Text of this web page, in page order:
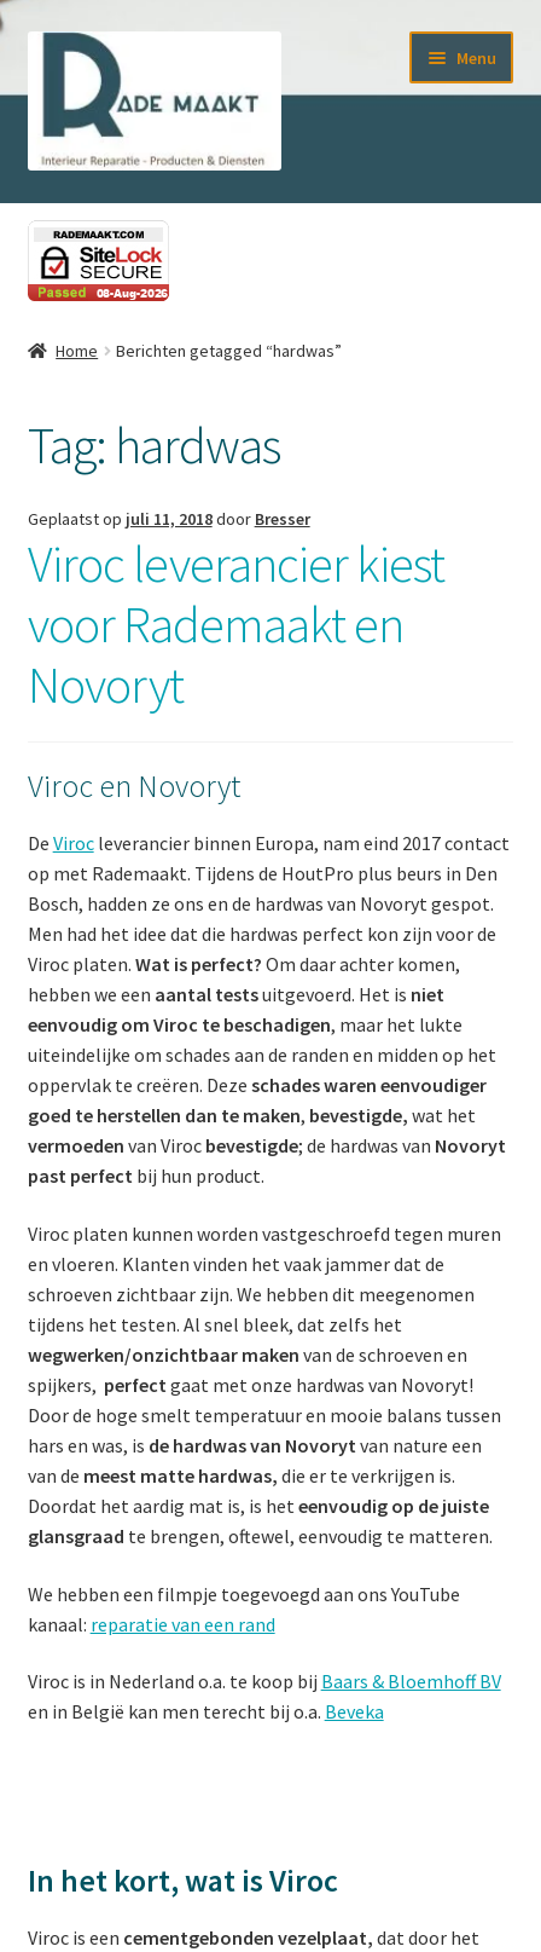
navigatie
inhoud
Menu
Home
Afrekenen
Diensten
Kleuradvies voor de juiste smeltkit en stiften
Workshops om te leren repareren met smeltkit
Demonstratie als uitgebreide kennismaking
Interieurschades vakkundig hersteld door Rademaakt
Schades aan keukens herstellen tot in perfectie!
Schades aan vloeren herstellen tot in perfectie!
Uitdagende schades herstellen dankzij onderzoek
Mijn account
Privacybeleid Rademaakt
Productinformatie
Reparatieproducten van Novoryt®
Winkel
Winkelmand
Home Berichten getagged “hardwas”
Tag: hardwas
Geplaatst op juli 11, 2018door Bresser
Viroc leverancier kiest
voor Rademaakt en
Novoryt
Viroc en Novoryt
De Virocleverancier binnen Europa, nam eind 2017 contact
op met Rademaakt. Tijdens de HoutPro plus beurs in Den
Bosch, hadden ze ons en de hardwas van Novoryt gespot.
Men had het idee dat die hardwas perfect kon zijn voor de
Viroc platen. Wat is perfect? Om daar achter komen,
hebben we een aantal testsuitgevoerd. Het is niet
eenvoudig om Viroc te beschadigen, maar het lukte
uiteindelijke om schades aan de randen en midden op het
oppervlak te creëren. Deze schades waren eenvoudiger
goed te herstellen dan te maken, bevestigde, wat het
vermoeden van Viroc bevestigde; de hardwas van Novoryt
past perfectbij hun product.
Viroc platen kunnen worden vastgeschroefd tegen muren
en vloeren. Klanten vinden het vaak jammer dat de
schroeven zichtbaar zijn. We hebben dit meegenomen
tijdens het testen. Al snel bleek, dat zelfs het
wegwerken/onzichtbaar maken van de schroeven en
spijkers, perfectgaat met onze hardwas van Novoryt!
Door de hoge smelt temperatuur en mooie balans tussen
hars en was, is de hardwas van Novorytvan nature een
van de meest matte hardwas, die er te verkrijgen is.
Doordat het aardig mat is, is heteenvoudig op de juiste
glansgraad te brengen, oftewel, eenvoudig te matteren.
We hebben een filmpje toegevoegd aan ons YouTube
kanaal: reparatie van een rand
Viroc is in Nederland o.a. te koop bij Baars & Bloemhoff BV
en in België kan men terecht bij o.a. Beveka
In het kort, wat is Viroc
Viroc is een cementgebonden vezelplaat, dat door het